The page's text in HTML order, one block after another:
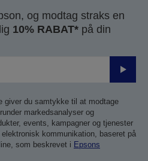
og modtag straks en
10% RABAT* på din
Send
giver du samtykke til at modtage
markedsanalyser og
events, kampagner og tjenester
kommunikation, baseret på
som beskrevet i Epsons